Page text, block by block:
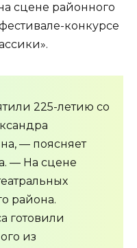
сцене районного
конкурсе
225-летию со
— поясняет
— На сцене
района.
готовили
из